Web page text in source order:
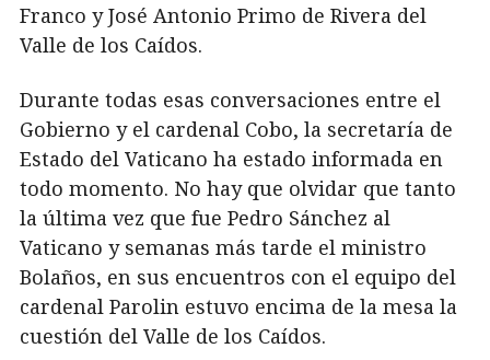
Franco y José Antonio Primo de Rivera del
Valle de los Caídos.
Durante todas esas conversaciones entre el
Gobierno y el cardenal Cobo, la secretaría de
Estado del Vaticano ha estado informada en
todo momento. No hay que olvidar que tanto
la última vez que fue Pedro Sánchez al
Vaticano y semanas más tarde el ministro
Bolaños, en sus encuentros con el equipo del
cardenal Parolin estuvo encima de la mesa la
cuestión del Valle de los Caídos.